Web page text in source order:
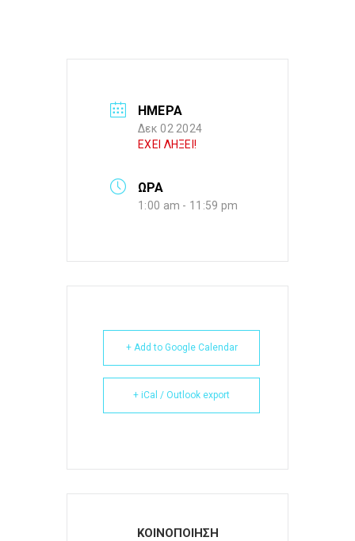
ΗΜΕΡΑ
Δεκ 02 2024
ΕΧΕΙ ΛΗΞΕΙ!
ΩΡΑ
1:00 am - 11:59 pm
+ Add to Google Calendar
+ iCal / Outlook export
ΚΟΙΝΟΠΟΙΗΣΗ